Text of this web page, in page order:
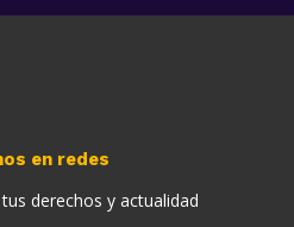
en redes
derechos y actualidad